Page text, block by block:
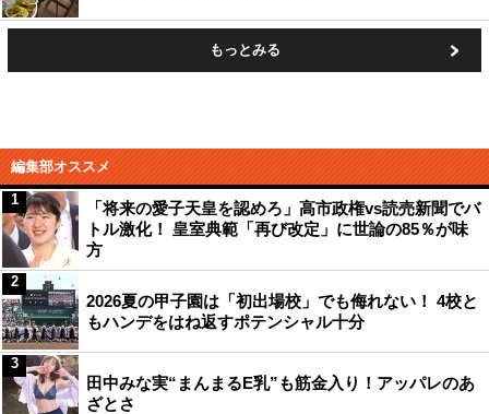
もっとみる
編集部オススメ
「将来の愛子天皇を認めろ」高市政権vs読売新聞でバ
トル激化！ 皇室典範「再び改定」に世論の85％が味
方
1
2026夏の甲子園は「初出場校」でも侮れない！ 4校と
もハンデをはね返すポテンシャル十分
2
田中みな実“まんまるE乳”も筋金入り！アッパレのあ
ざとさ
3